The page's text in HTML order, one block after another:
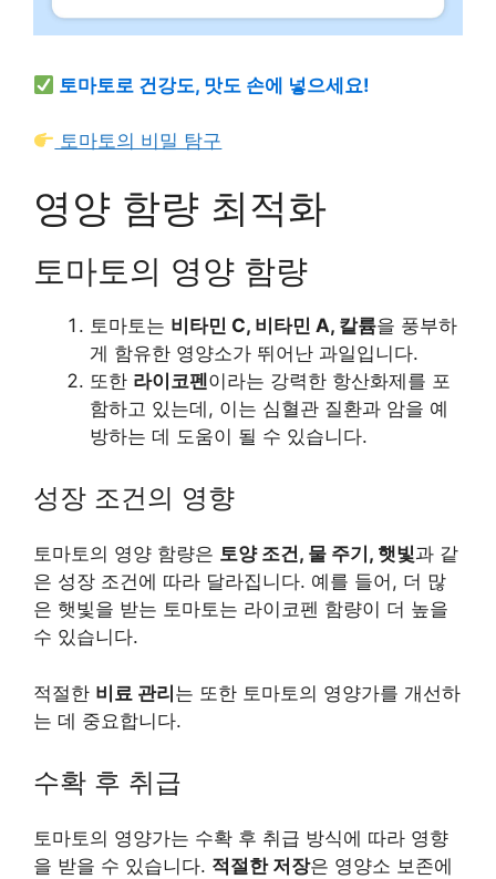
토마토로 건강도, 맛도 손에 넣으세요!
토마토의 비밀 탐구
영양 함량 최적화
토마토의 영양 함량
토마토는 비타민 C, 비타민 A, 칼륨을 풍부하
게 함유한 영양소가 뛰어난 과일입니다.
또한 라이코펜이라는 강력한 항산화제를 포
함하고 있는데, 이는 심혈관 질환과 암을 예
방하는 데 도움이 될 수 있습니다.
성장 조건의 영향
토마토의 영양 함량은 토양 조건, 물 주기, 햇빛과 같
은 성장 조건에 따라 달라집니다. 예를 들어, 더 많
은 햇빛을 받는 토마토는 라이코펜 함량이 더 높을
수 있습니다.
적절한 비료 관리는 또한 토마토의 영양가를 개선하
는 데 중요합니다.
수확 후 취급
토마토의 영양가는 수확 후 취급 방식에 따라 영향
을 받을 수 있습니다. 적절한 저장은 영양소 보존에